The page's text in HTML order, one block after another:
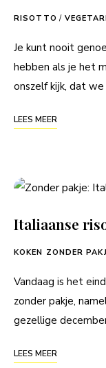
RISOTTO /
Je kunt nooit
hebben als je het
onszelf kijk, dat
LEES MEER
Italiaanse
KOKEN ZONDER
Vandaag is het
zonder pakje,
gezellige
LEES MEER